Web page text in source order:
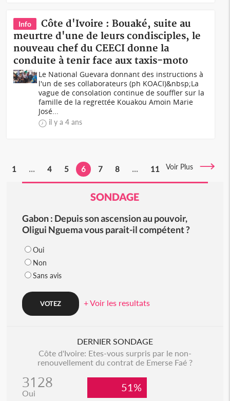
Info
Côte d'Ivoire : Bouaké, suite au
meurtre d'une de leurs condisciples, le
nouveau chef du CEECI donne la
conduite à tenir face aux taxis-moto
Le National Guevara donnant des instructions à
l'un de ses collaborateurs (ph KOACI)&nbsp;La
vague de consolation continue de souffler sur la
famille de la regrettée Kouakou Amoin Marie
José...
il y a 4 ans
1 ... 4 5 6 7 8 ... 11 Voir Plus
SONDAGE
Gabon : Depuis son ascension au pouvoir,
Oligui Nguema vous parait-il compétent ?
Oui
Non
Sans avis
+ Voir les resultats
DERNIER SONDAGE
Côte d'Ivoire: Etes-vous surpris par le non-
renouvellement du contrat de Emerse Faé ?
3128
Oui 51%